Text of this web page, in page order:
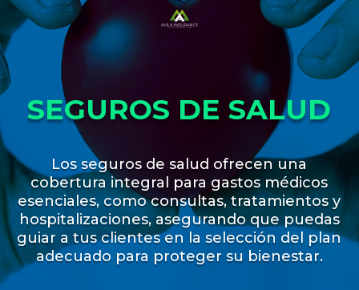
SEGUROS DE SALUD
Los seguros de salud ofrecen una
cobertura integral para gastos médicos
esenciales, como consultas, tratamientos y
hospitalizaciones, asegurando que puedas
guiar a tus clientes en la selección del plan
adecuado para proteger su bienestar.